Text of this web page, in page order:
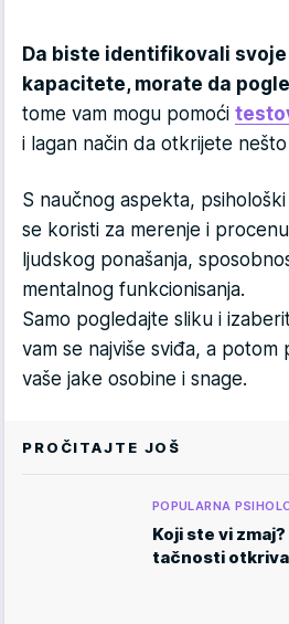
Da biste identifikovali
kapacitete, morate da
tome vam mogu pomoći
i lagan način da otkrijete
S naučnog aspekta,
se koristi za merenje i
ljudskog ponašanja,
mentalnog funkcionisanja.
Samo pogledajte sliku i
vam se najviše sviđa, a potom
vaše jake osobine i snage.
PROČITAJTE JOŠ
POPULARNA
Koji ste vi
tačnosti otkriva